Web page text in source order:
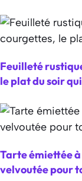
Feuilleté
le plat du soir
Tarte émiettée
velvoutée pour